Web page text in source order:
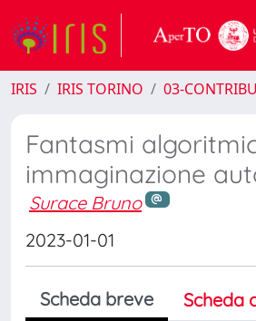
IRIS IRIS TORINO 03-
Fantasmi
immaginazione
Surace Bruno
2023-01-01
Scheda breve Scheda